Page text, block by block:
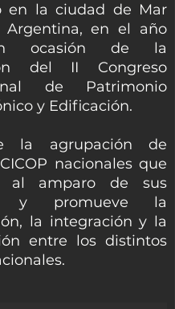
en la ciudad de Mar
Argentina, en el año
ocasión de la
del II Congreso
de Patrimonio
y Edificación.
la agrupación de
nacionales que
al amparo de sus
y promueve la
la integracióny la
entre los distintos